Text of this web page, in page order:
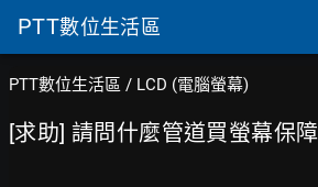
PTT數位生活區
PTT數位生活區 / LCD (電腦螢幕)
[求助] 請問什麼管道買螢幕保